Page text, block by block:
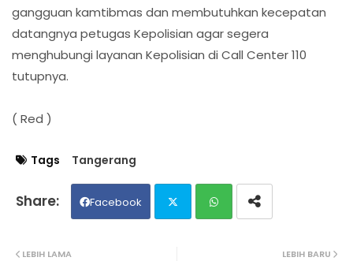
gangguan kamtibmas dan membutuhkan kecepatan
datangnya petugas Kepolisian agar segera
menghubungi layanan Kepolisian di Call Center 110
tutupnya.
( Red )
Tags Tangerang
Facebook
LEBIH BARU
LEBIH LAMA